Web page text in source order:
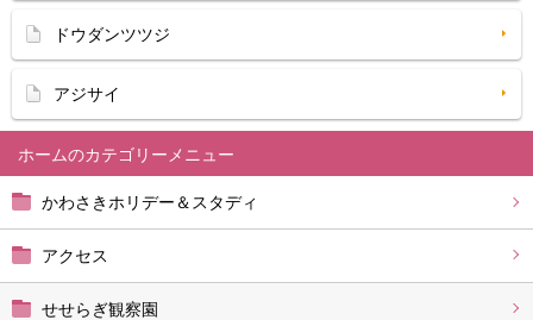
ホーム
かわさきホリデー＆スタディ
アクセス
せせらぎ観察園
ドウダンツツジ
アジサイ